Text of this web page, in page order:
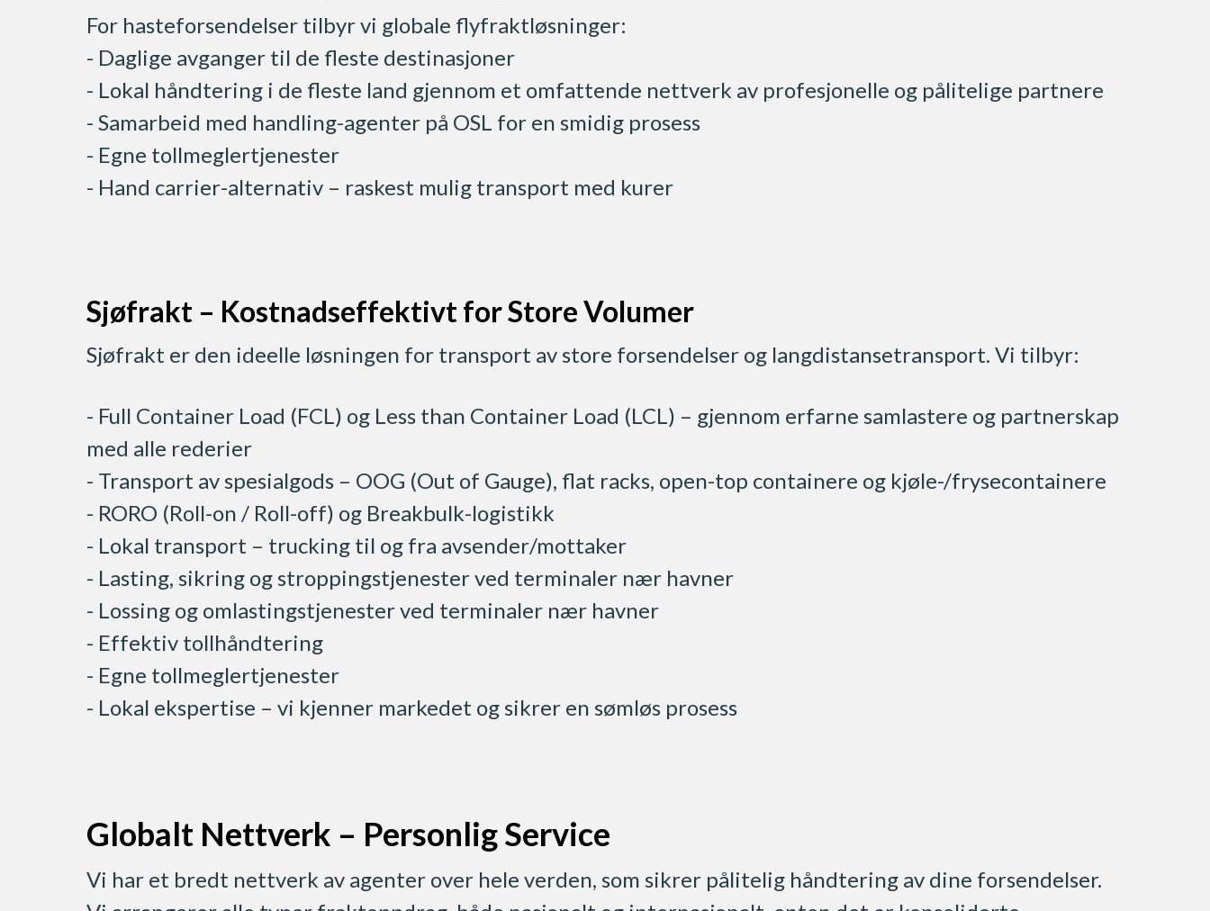
For hasteforsendelser tilbyr vi globale flyfraktløsninger:
- Daglige avganger til de fleste destinasjoner
- Lokal håndtering i de fleste land gjennom et omfattende nettverk av profesjonelle og pålitelige partnere
- Samarbeid med handling-agenter på OSL for en smidig prosess
- Egne tollmeglertjenester
- Hand carrier-alternativ – raskest mulig transport med kurer
Sjøfrakt – Kostnadseffektivt for Store Volumer
Sjøfrakt er den ideelle løsningen for transport av store forsendelser og langdistansetransport. Vi tilbyr:
- Full Container Load (FCL) og Less than Container Load (LCL) – gjennom erfarne samlastere og partnerskap
med alle rederier
- Transport av spesialgods – OOG (Out of Gauge), flat racks, open-top containere og kjøle-/frysecontainere
- RORO (Roll-on / Roll-off) og Breakbulk-logistikk
- Lokal transport – trucking til og fra avsender/mottaker
- Lasting, sikring og stroppingstjenester ved terminaler nær havner
- Lossing og omlastingstjenester ved terminaler nær havner
- Effektiv tollhåndtering
- Egne tollmeglertjenester
- Lokal ekspertise – vi kjenner markedet og sikrer en sømløs prosess
Globalt Nettverk – Personlig Service
Vi har et bredt nettverk av agenter over hele verden, som sikrer pålitelig håndtering av dine forsendelser.